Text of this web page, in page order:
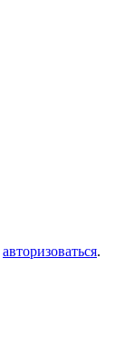
авторизоваться.